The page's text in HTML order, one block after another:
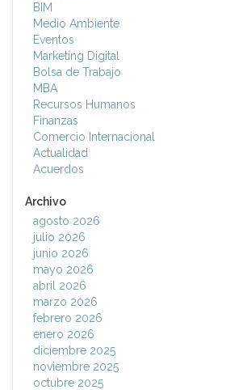
BIM
Medio Ambiente
Eventos
Marketing Digital
Bolsa de Trabajo
MBA
Recursos Humanos
Finanzas
Comercio Internacional
Actualidad
Acuerdos
Archivo
agosto 2026
julio 2026
junio 2026
mayo 2026
abril 2026
marzo 2026
febrero 2026
enero 2026
diciembre 2025
noviembre 2025
octubre 2025